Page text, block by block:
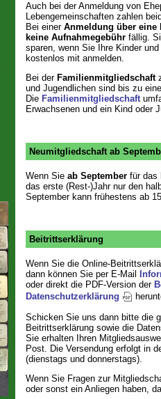
Auch bei der Anmeldung von
Lebengemeinschaften zahlen
Bei einer Anmeldung über
keine Aufnahmegebührfällig.
sparen, wenn Sie Ihre Kinder
kostenlos mit anmelden.
Bei der Familienmitgliedschaft
und Jugendlichen sind bis zu
Die Familienmitgliedschaft
Erwachsenen und ein Kind oder
Neumitgliedschaft ab
Wenn Sie ab Septemberfür das
das erste (Rest-)Jahr nur den
September kann frühestens ab
Beitrittserklärung
Wenn Sie die Online-
dann können Sie per E-Mail
oder direkt die PDF-Version der
Datenschutzerklärung
Schicken Sie uns dann bitte die
Beitrittserklärung sowie die
Sie erhalten Ihren
Post. Die Versendung erfolgt in
(dienstags und donnerstags).
Wenn Sie Fragen zur
oder sonst ein Anliegen haben,